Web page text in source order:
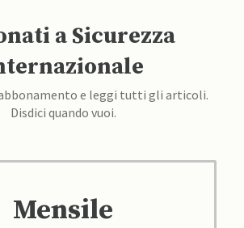
a Sicurezza
e leggi tutti gli articoli.
Disdici quando vuoi.
Mensile